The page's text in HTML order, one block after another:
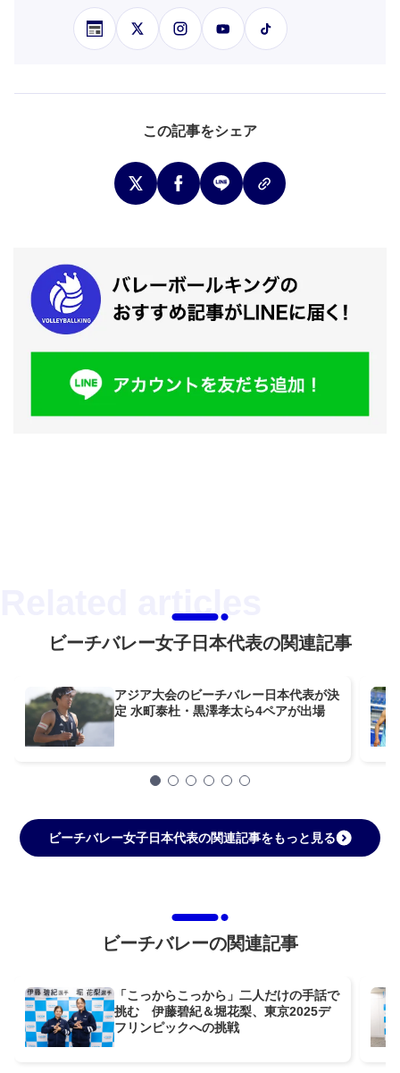
この記事をシェア
ビーチバレー女子日本代表の関連記事
アジア大会のビーチバレー日本代表が決
定 水町泰杜・黒澤孝太ら4ペアが出場
ビーチバレー女子日本代表の関連記事をもっと見る
ビーチバレーの関連記事
「こっからこっから」二人だけの手話で
挑む 伊藤碧紀＆堀花梨、東京2025デ
フリンピックへの挑戦